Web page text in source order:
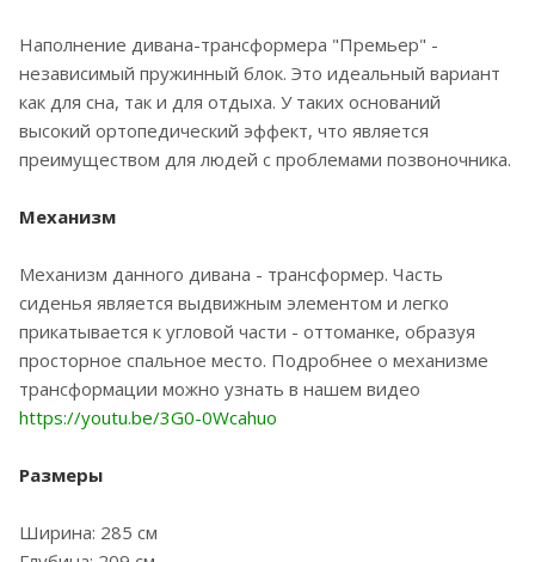
Наполнение дивана-трансформера "Премьер" -
независимый пружинный блок. Это идеальный вариант
как для сна, так и для отдыха. У таких оснований
высокий ортопедический эффект, что является
преимуществом для людей с проблемами позвоночника.
Механизм
Механизм данного дивана - трансформер. Часть
сиденья является выдвижным элементом и легко
прикатывается к угловой части - оттоманке, образуя
просторное спальное место. Подробнее о механизме
трансформации можно узнать в нашем видео
https://youtu.be/3G0-0Wcahuo
Размеры
Ширина: 285 см